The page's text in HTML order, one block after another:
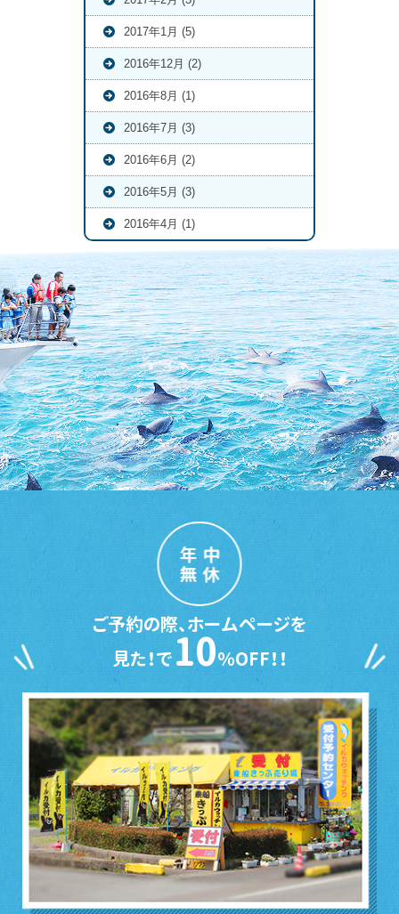
2017年1月 (5)
2016年12月 (2)
2016年8月 (1)
2016年7月 (3)
2016年6月 (2)
2016年5月 (3)
2016年4月 (1)
年中
無休
ご予約の際、ホームページを
見た！で10％OFF！！